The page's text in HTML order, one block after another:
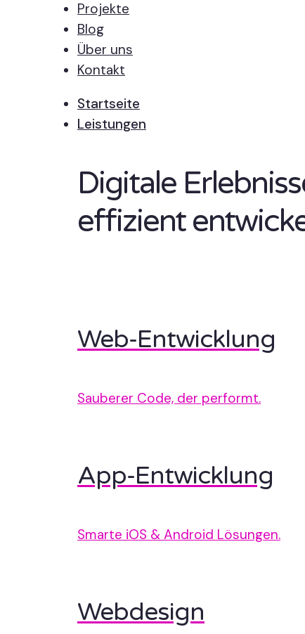
Projekte
Blog
Über uns
Kontakt
Startseite
Leistungen
Digitale
effizient
Web-Entwicklung
Sauberer Code, der performt.
App-Entwicklung
Smarte iOS & Android Lösungen.
Webdesign